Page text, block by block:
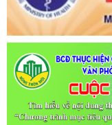
KHAI BÁO Y TẾ
Ngày ban hành: (06/
Tên:(CẬP NHẬT
KHAI BÁO Y TẾ
Ngày ban hành: (02/07/